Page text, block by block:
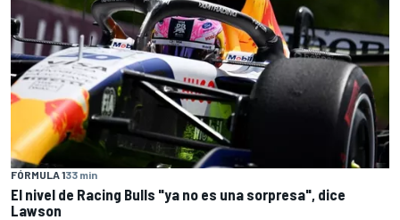
FÓRMULA 133 min
El nivel de Racing Bulls "ya no es una sorpresa", dice
Lawson